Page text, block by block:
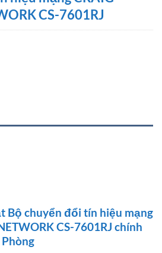
CS-7601RJ
Bộ chuyển đổi tín hiệu mạng
CS-7601RJ chính